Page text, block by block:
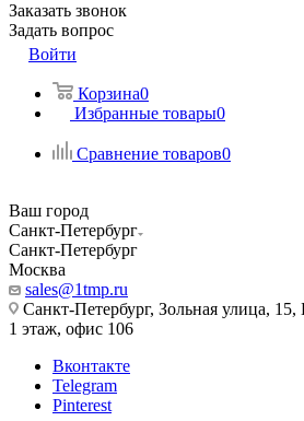
Заказать звонок
Задать вопрос
Войти
Корзина0
Избранные товары0
Сравнение товаров0
Ваш город
Санкт-Петербург
Санкт-Петербург
Москва
sales@1tmp.ru
Санкт-Петербург, Зольная улица,
1 этаж, офис 106
Вконтакте
Telegram
Pinterest